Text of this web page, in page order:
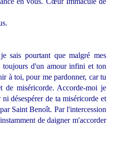
sais pourtant que malgré mes
toujours d'un amour infini et ton
à toi, pour me pardonner, car tu
de miséricorde. Accorde-moi je
désespérer de ta miséricorde et
Saint Benoît. Par l'intercession
de daigner m'accorder